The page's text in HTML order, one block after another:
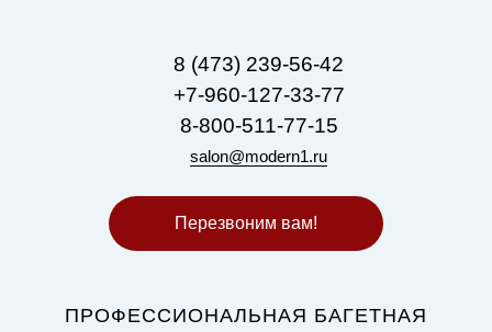
8 (473) 239-56-42
+7-960-127-33-77
8-800-511-77-15
salon@modern1.ru
Перезвоним вам!
ПРОФЕССИОНАЛЬНАЯ БАГЕТНАЯ